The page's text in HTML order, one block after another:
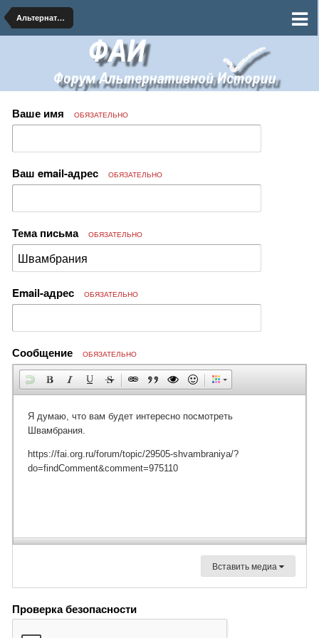
Альтернативная География
Ваше имя ОБЯЗАТЕЛЬНО
Ваш email-адрес ОБЯЗАТЕЛЬНО
Тема письма ОБЯЗАТЕЛЬНО
Email-адрес ОБЯЗАТЕЛЬНО
Сообщение ОБЯЗАТЕЛЬНО
Вставить медиа
Проверка безопасности